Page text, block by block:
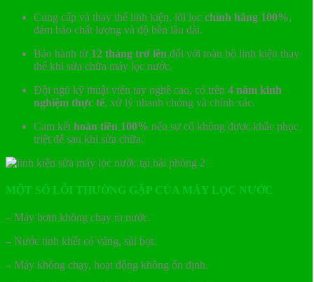
Cung cấp và thay thế linh kiện, lõi lọc chính hãng 100%,
đảm bảo chất lượng và độ bền lâu dài.
Bảo hành từ 12 tháng trở lên đối với toàn bộ linh kiện thay
thế khi sửa chữa máy lọc nước.
Đội ngũ kỹ thuật viên tay nghề cao, có trên 4 năm kinh
nghiệm thực tế, xử lý nhanh chóng và chính xác.
Cam kết hoàn tiền 100% nếu sự cố không được khắc phục
triệt để sau khi sửa chữa.
MỘT SỐ LỖI THƯỜNG GẶP CỦA MÁY LỌC NƯỚC
– Máy bơm không chạy ra nước.
– Nước tinh khết có váng, sủi bọt.
– Máy không chạy, hoạt động không ổn định.